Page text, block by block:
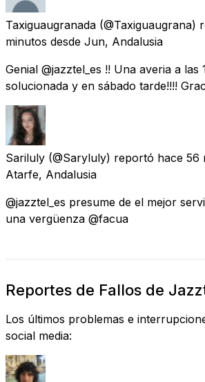
Taxiguaugranada (@Taxiguaugrana)
minutos desde Jun, Andalusia
Genial @jazztel_es !! Una averia a las
solucionada y en sábado tarde!!!!
Sariluly (@Saryluly) reportó hace 56
Atarfe, Andalusia
@jazztel_es presume de el mejor
una vergüenza @facua
Reportes de Fallos de
Los últimos problemas e
social media: